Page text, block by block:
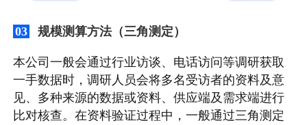
03 规模测算方法（三角测定）
本公司一般会通过行业访谈、电话访问等调研获取
一手数据时，调研人员会将多名受访者的资料及意
见、多种来源的数据或资料、供应端及需求端进行
比对核查。在资料验证过程中，一般通过三角测定